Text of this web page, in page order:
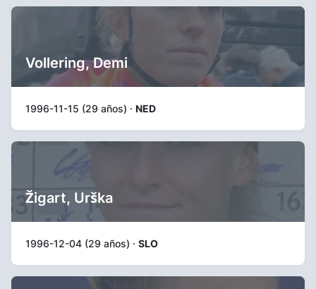
Vollering, Demi
1996-11-15 (29 años) · NED
Žigart, Urška
1996-12-04 (29 años) · SLO